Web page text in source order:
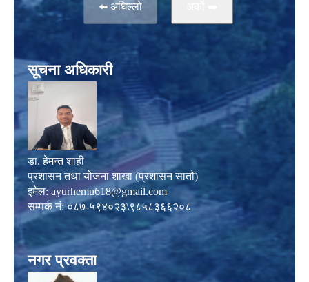
⬅️ अघिल्लो
सूचना अधिकारी
डा. हेमन्त शाही
प्रशासन तथा योजना शाखा (प्रशासन सातौ)
इमेल: ayurhemu618@gmail.com
सम्पर्क नं: ०८७-५९४०२३\९८५८३६६२०८
नगर प्रवक्ता